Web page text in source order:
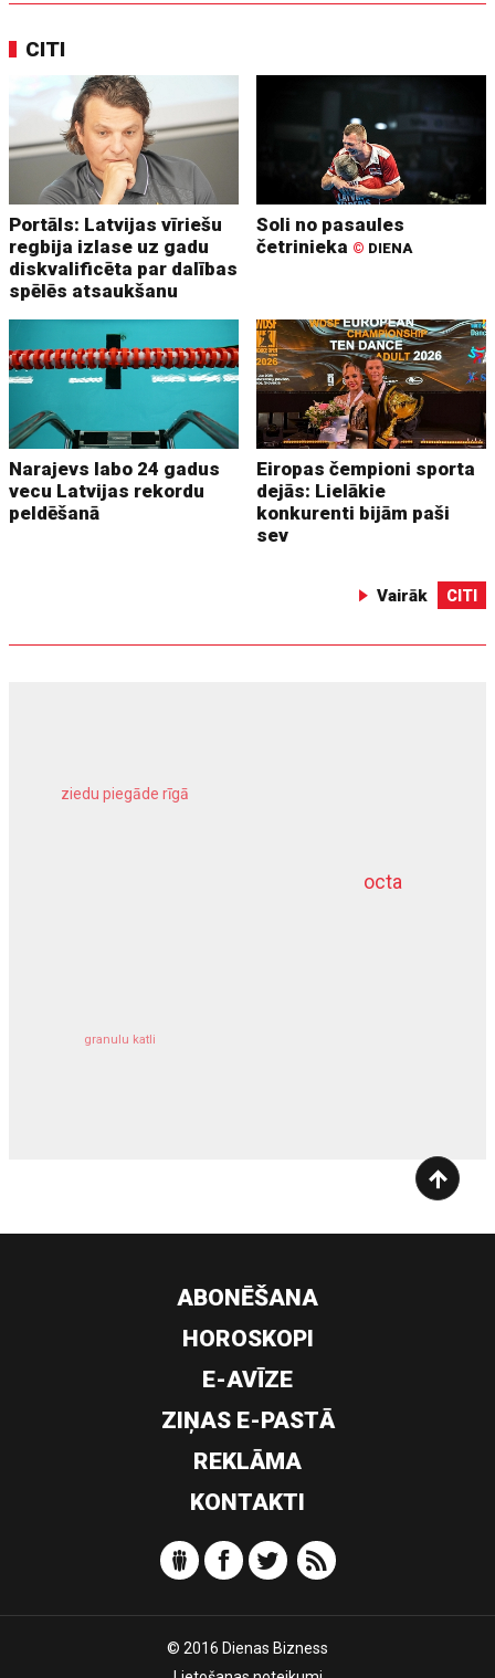
CITI
Portāls: Latvijas vīriešu
regbija izlase uz gadu
diskvalificēta par dalības
spēlēs atsaukšanu
Soli no pasaules
četrinieka © DIENA
Narajevs labo 24 gadus
vecu Latvijas rekordu
peldēšanā
Eiropas čempioni sporta
dejās: Lielākie
konkurenti bijām paši
sev
Vairāk CITI
octa
ziedu piegāde rīgā
granulu katli
dziļurbums
ABONĒŠANA
HOROSKOPI
E-AVĪZE
ZIŅAS E-PASTĀ
REKLĀMA
KONTAKTI
© 2016 Dienas Bizness